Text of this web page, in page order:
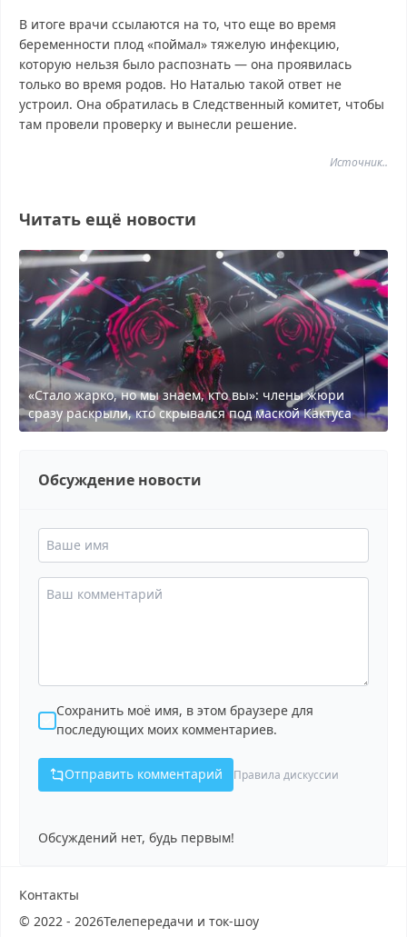
В итоге врачи ссылаются на то, что еще во время
беременности плод «поймал» тяжелую инфекцию,
которую нельзя было распознать — она проявилась
только во время родов. Но Наталью такой ответ не
устроил. Она обратилась в Следственный комитет, чтобы
там провели проверку и вынесли решение.
Источник..
Читать ещё новости
«Стало жарко, но мы знаем, кто вы»: члены жюри
сразу раскрыли, кто скрывался под маской Кактуса
Обсуждение новости
Сохранить моё имя, в этом браузере для
последующих моих комментариев.
Отправить комментарий Правила дискуссии
Обсуждений нет, будь первым!
Контакты
© 2022 - 2026Телепередачи и ток-шоу